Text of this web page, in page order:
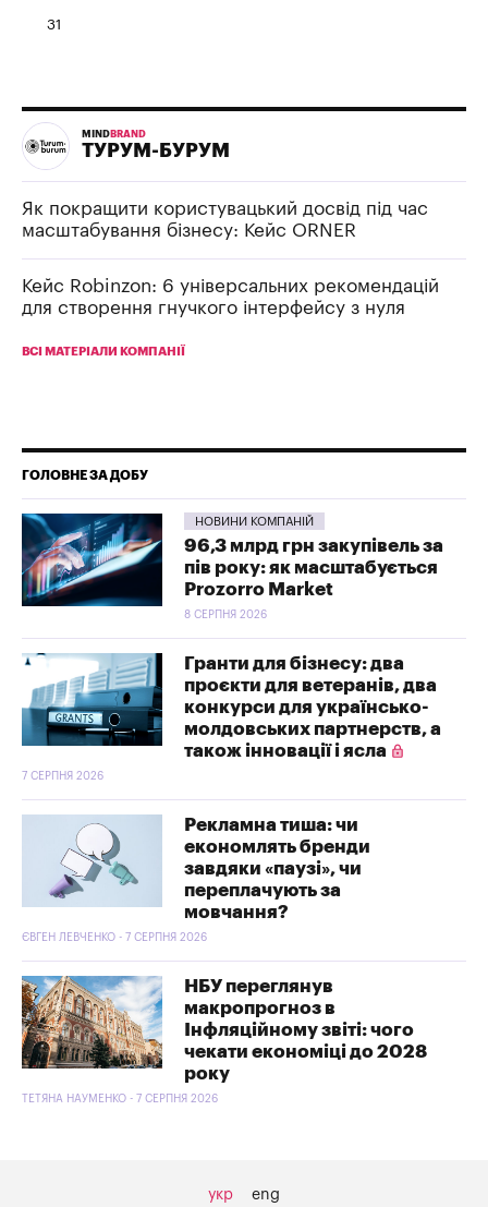
31
MIND BRAND
ТУРУМ-БУРУМ
Як покращити користувацький досвід під час
масштабування бізнесу: Кейс ORNER
Кейс Robinzon: 6 універсальних рекомендацій
для створення гнучкого інтерфейсу з нуля
ВСІ МАТЕРІАЛИ КОМПАНІЇ
ГОЛОВНЕ ЗА ДОБУ
НОВИНИ КОМПАНІЙ
96,3 млрд грн закупівель за
пів року: як масштабується
Prozorro Market
8 СЕРПНЯ 2026
Гранти для бізнесу: два
проєкти для ветеранів, два
конкурси для українсько-
молдовських партнерств, а
також інновації і ясла
7 СЕРПНЯ 2026
Рекламна тиша: чи
економлять бренди
завдяки «паузі», чи
переплачують за
мовчання?
ЄВГЕН ЛЕВЧЕНКО - 7 СЕРПНЯ 2026
НБУ переглянув
макропрогноз в
Інфляційному звіті: чого
чекати економіці до 2028
року
ТЕТЯНА НАУМЕНКО - 7 СЕРПНЯ 2026
укр eng